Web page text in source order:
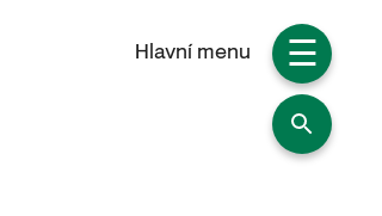
Hlavní menu ☰